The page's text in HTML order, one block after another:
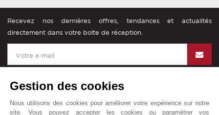
Recevez nos dernières offres, tendances et actualités
directement dans votre boîte de réception.
John Taylor dans le monde
Gestion des cookies
Nous utilisons des cookies pour améliorer votre expérience sur notre
site. Vous pouvez accepter les cookies ou paramétrer vos